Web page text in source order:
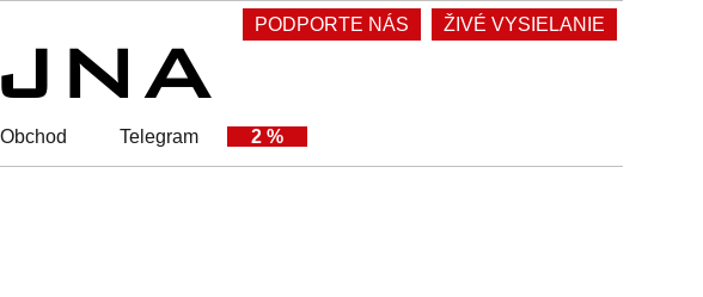
PODPORTE NÁS ŽIVÉ VYSIELANIE
Obchod Telegram 2 %